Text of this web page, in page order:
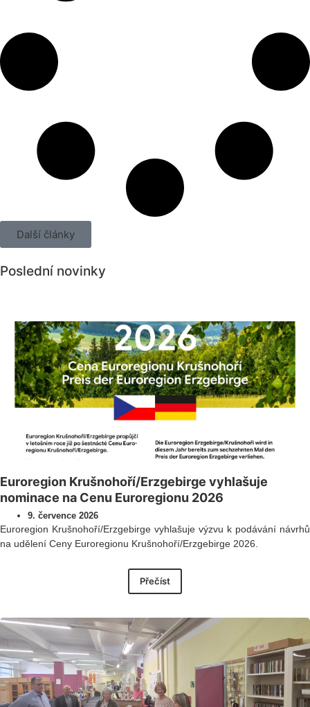
Další články
Poslední novinky
Euroregion Krušnohoří/Erzgebirge vyhlašuje
nominace na Cenu Euroregionu 2026
9. července 2026
Euroregion Krušnohoří/Erzgebirge vyhlašuje výzvu k podávání návrhů
na udělení Ceny Euroregionu Krušnohoří/Erzgebirge 2026.
Přečíst